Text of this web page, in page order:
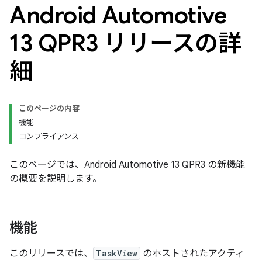
Android Automotive
13 QPR3 リリースの詳
細
このページの内容
機能
コンプライアンス
このページでは、Android Automotive 13 QPR3 の新機能
の概要を説明します。
機能
このリリースでは、 TaskView のホストされたアクティ